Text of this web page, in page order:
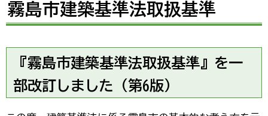
霧島市建築基準法取扱基準
『霧島市建築基準法取扱基準』を一
部改訂しました（第6版）